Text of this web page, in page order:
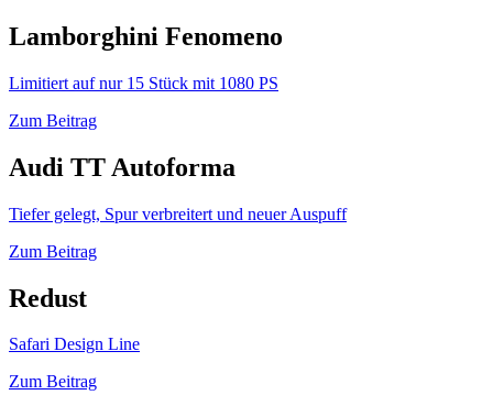
Lamborghini Fenomeno
Limitiert auf nur 15 Stück mit 1080 PS
Zum Beitrag
Audi TT Autoforma
Tiefer gelegt, Spur verbreitert und neuer Auspuff
Zum Beitrag
Redust
Safari Design Line
Zum Beitrag